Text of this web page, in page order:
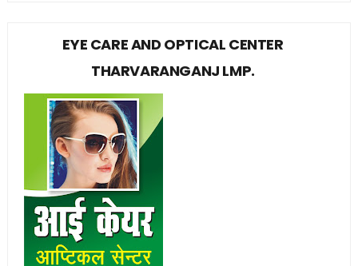
EYE CARE AND OPTICAL CENTER
THARVARANGANJ LMP.